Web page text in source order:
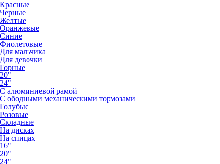
Красные
Черные
Желтые
Оранжевые
Синие
Фиолетовые
Для мальчика
Для девочки
Горные
20"
24"
С алюминиевой рамой
С ободными механическими тормозами
Голубые
Розовые
Складные
На дисках
На спицах
16"
20"
24"